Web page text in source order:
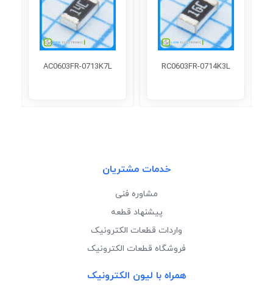
RC0603FR-0714K3L
AC0603FR-0713K7L
خدمات مشتریان
مشاوره فنی
پیشنهاد قطعه
واردات قطعات الکترونیک
فروشگاه قطعات الکترونیک
همراه با لیون الکترونیک